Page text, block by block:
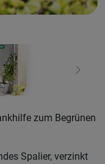
Weiter
zum Begrünen
Spalier, verzinkt